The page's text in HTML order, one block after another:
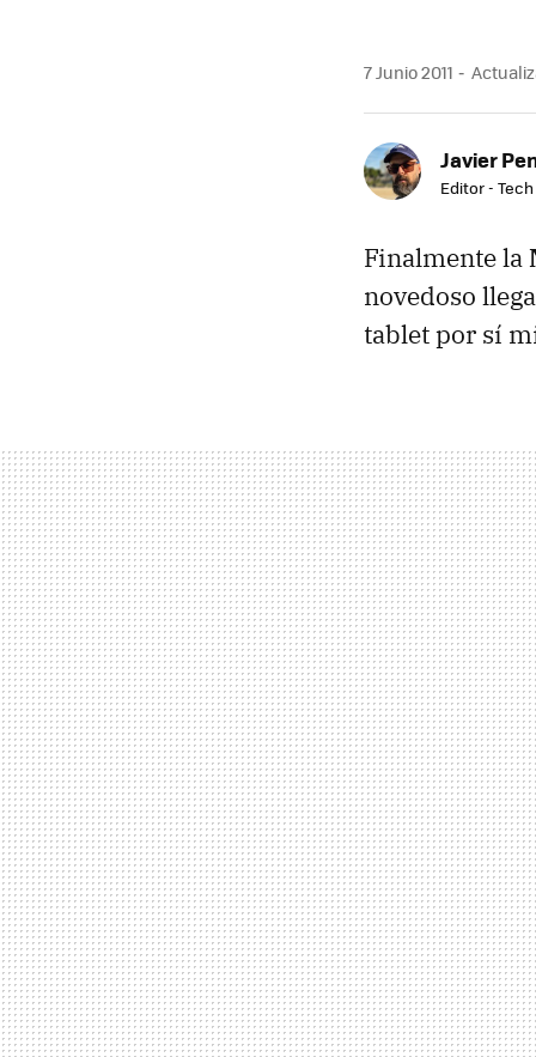
7 Junio 2011
Javier
Editor - Tech
Finalmente la
novedoso
tablet por sí